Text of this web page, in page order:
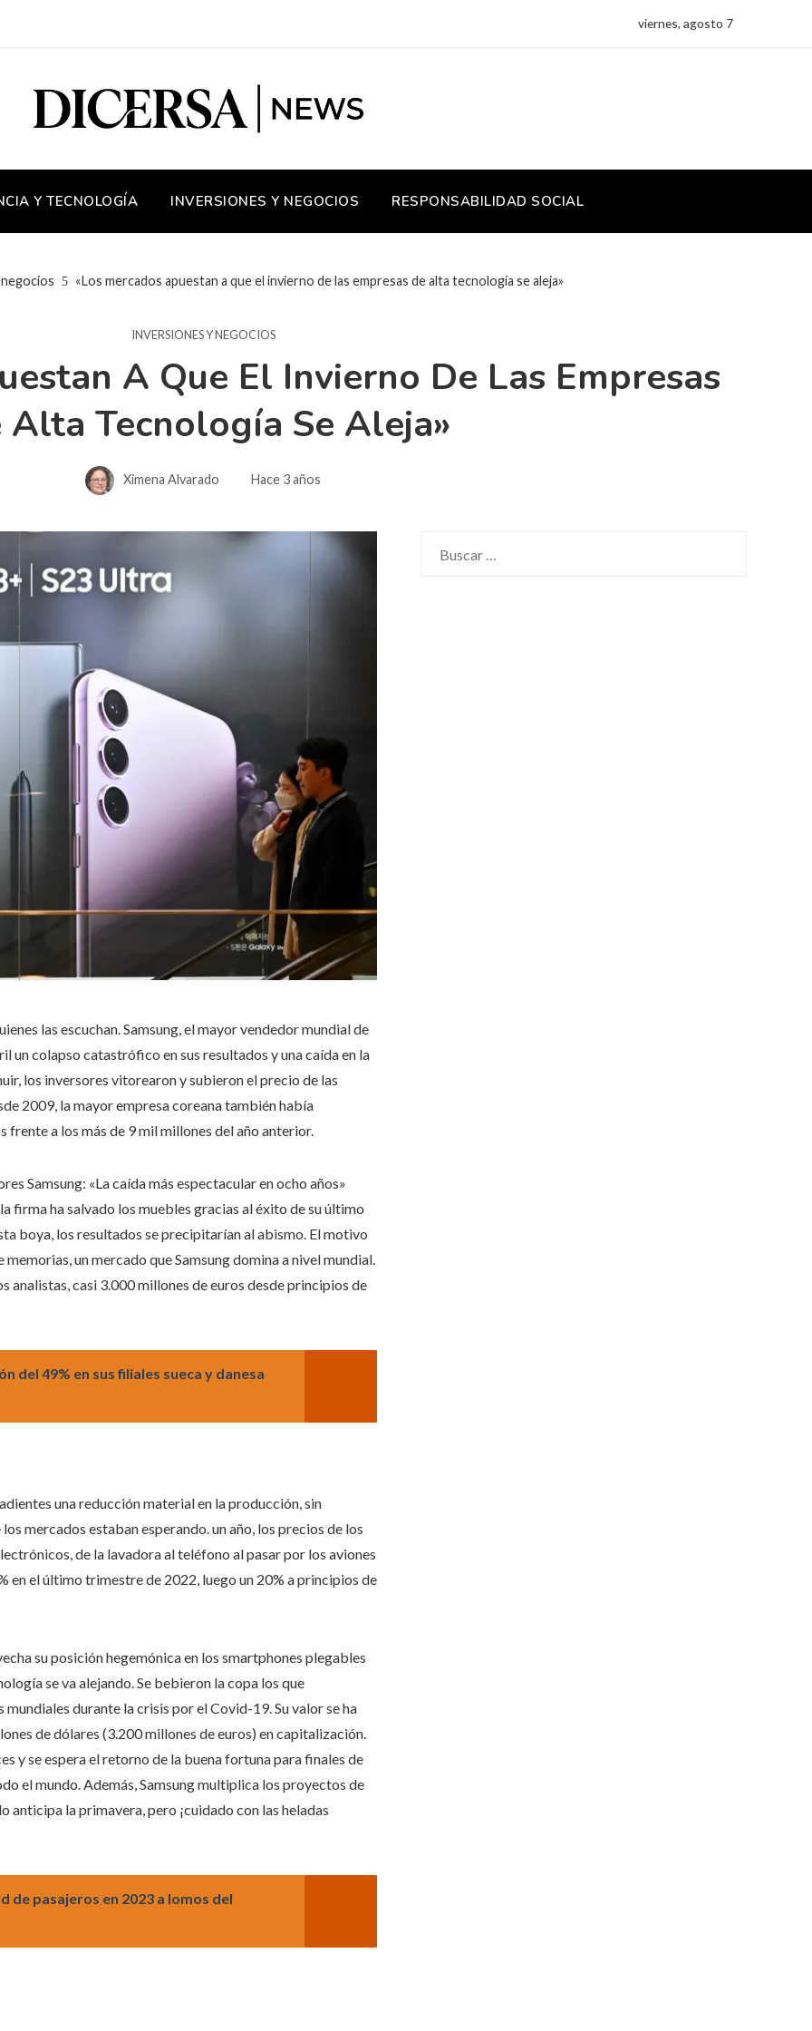
viernes, agosto 7
Y TECNOLOGÍA INVERSIONES Y NEGOCIOS RESPONSABILIDAD SOCIAL
«Los mercados apuestan a que el invierno de las empresas de alta tecnología se aleja»
INVERSIONES Y NEGOCIOS
A Que El Invierno De Las Empresas
Alta Tecnología Se Aleja»
Ximena Alvarado Hace 3 años
las escuchan. Samsung, el mayor vendedor mundial de
un colapso catastrófico en sus resultados y una caída en la
los inversores vitorearon y subieron el precio de las
2009, la mayor empresa coreana también había
frente a los más de 9 mil millones del año anterior.
Samsung: «La caída más espectacular en ocho años»
firma ha salvado los muebles gracias al éxito de su último
boya, los resultados se precipitarían al abismo. El motivo
un mercado que Samsung domina a nivel mundial.
analistas, casi 3.000 millones de euros desde principios de
del 49% en sus filiales sueca y danesa
una reducción material en la producción, sin
mercados estaban esperando. un año, los precios de los
de la lavadora al teléfono al pasar por los aviones
en el último trimestre de 2022, luego un 20% a principios de
su posición hegemónica en los smartphones plegables
se va alejando. Se bebieron la copa los que
durante la crisis por el Covid-19. Su valor se ha
de dólares (3.200 millones de euros) en capitalización.
y se espera el retorno de la buena fortuna para finales de
el mundo. Además, Samsung multiplica los proyectos de
anticipa la primavera, pero ¡cuidado con las heladas
pasajeros en 2023 a lomos del